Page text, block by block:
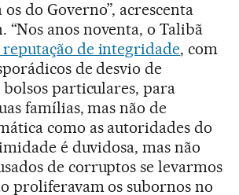
do Governo”, acrescenta
“Nos anos noventa, o Talibã
de integridade, com
de desvio de
particulares, para
famílias, mas não de
como as autoridades do
é duvidosa, mas não
de corruptos se levarmos
proliferavam os subornos no